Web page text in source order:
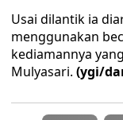
Usai dilantik ia
menggunakan
kediamannya
Mulyasari. (ygi/